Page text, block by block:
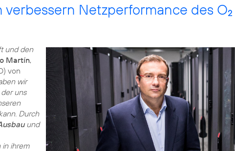
Netzperformance des O2
und den
Martín,
von
wir
uns
Durch
und
in ihrem